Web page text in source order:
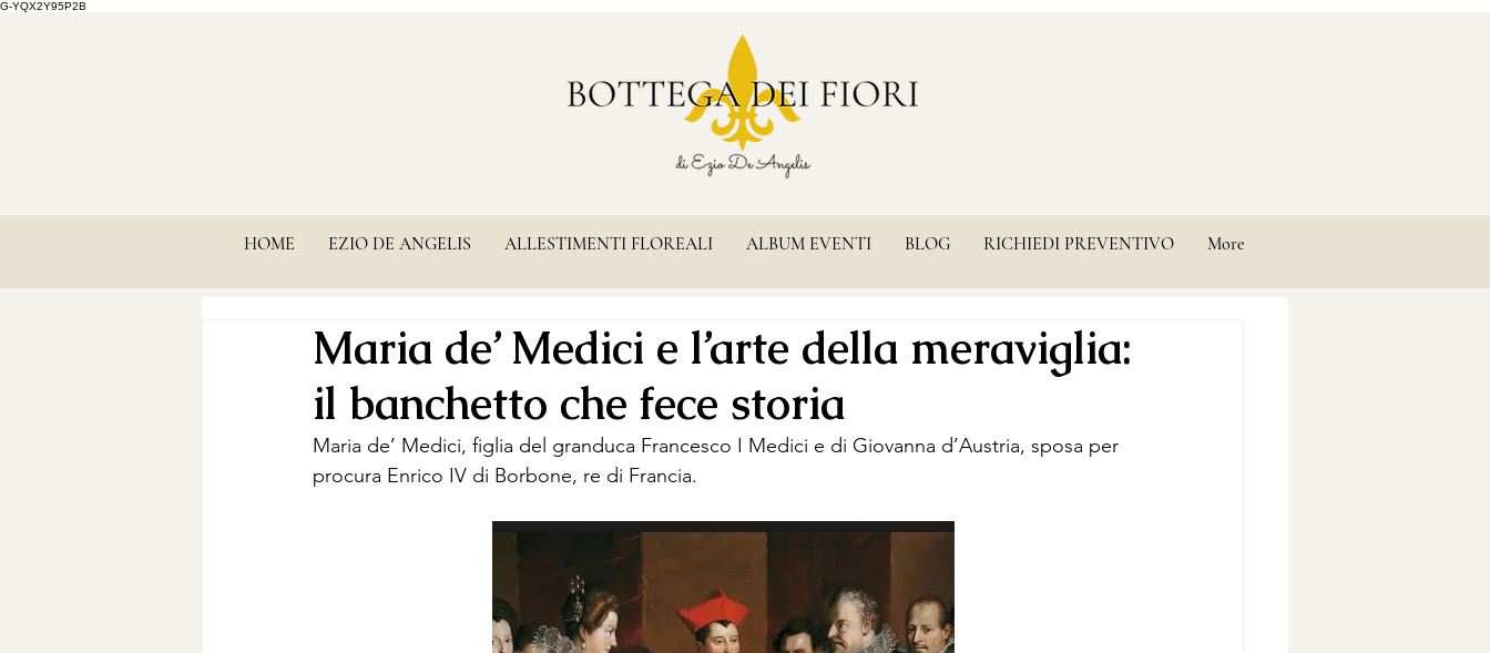
G-YQX2Y95P2B
HOME EZIO DE ANGELIS ALLESTIMENTI FLOREALI ALBUM EVENTI BLOG RICHIEDI PREVENTIVO More
Maria de’ Medici e l’arte della meraviglia:
il banchetto che fece storia
Maria de’ Medici, figlia del granduca Francesco I Medici e di Giovanna d’Austria, sposa per
procura Enrico IV di Borbone, re di Francia.